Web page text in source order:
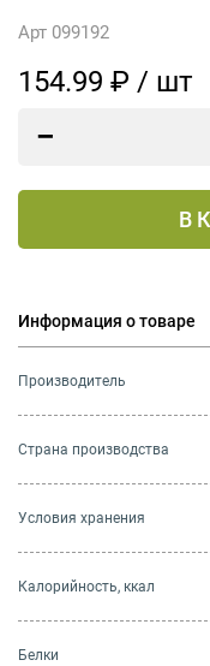
Арт 099192
154.99 ₽ / шт
В
Информация о товаре
Производитель
Страна производства
Условия хранения
Калорийность, ккал
Белки